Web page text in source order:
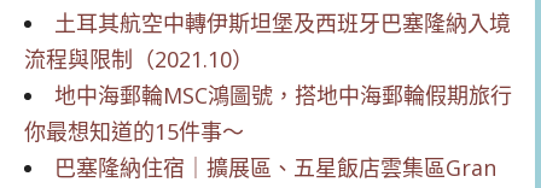
土耳其航空中轉伊斯坦堡及西班牙巴塞隆納入境
流程與限制（2021.10）
地中海郵輪MSC鴻圖號，搭地中海郵輪假期旅行
你最想知道的15件事～
巴塞隆納住宿｜擴展區、五星飯店雲集區Gran